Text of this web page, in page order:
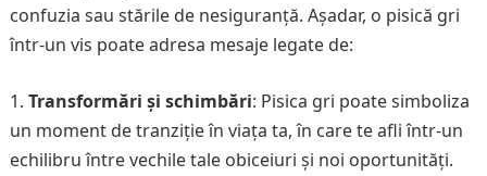
confuzia sau stările de nesiguranță. Așadar, o pisică gri
într-un vis poate adresa mesaje legate de:
Transformări și schimbări: Pisica gri poate simboliza
un moment de tranziție în viața ta, în care te afli într-un
echilibru între vechile tale obiceiuri și noi oportunități.